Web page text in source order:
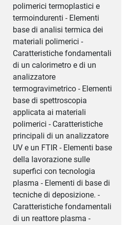
polimerici termoplastici e
termoindurenti - Elementi
base di analisi termica dei
materiali polimerici -
Caratteristiche fondamentali
di un calorimetro e di un
analizzatore
termogravimetrico - Elementi
base di spettroscopia
applicata ai materiali
polimerici - Caratteristiche
principali di un analizzatore
UV e un FTIR - Elementi base
della lavorazione sulle
superfici con tecnologia
plasma - Elementi di base di
tecniche di deposizione. -
Caratteristiche fondamentali
di un reattore plasma -